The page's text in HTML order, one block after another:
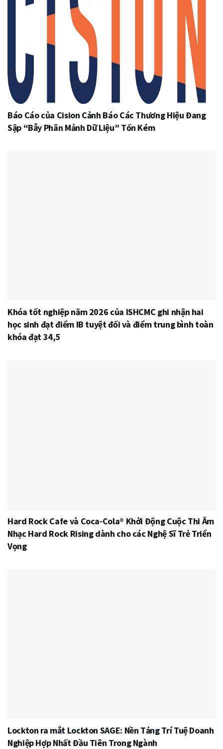
Báo Cáo của Cision Cảnh Báo Các Thương Hiệu Đang
Sập “Bẫy Phân Mảnh Dữ Liệu” Tốn Kém
Khóa tốt nghiệp năm 2026 của ISHCMC ghi nhận hai
học sinh đạt điểm IB tuyệt đối và điểm trung bình toàn
khóa đạt 34,5
Hard Rock Cafe và Coca-Cola® Khởi Động Cuộc Thi Âm
Nhạc Hard Rock Rising dành cho các Nghệ Sĩ Trẻ Triển
Vọng
Lockton ra mắt Lockton SAGE: Nền Tảng Trí Tuệ Doanh
Nghiệp Hợp Nhất Đầu Tiên Trong Ngành